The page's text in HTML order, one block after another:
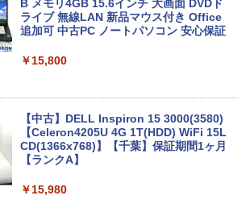
B メモリ4GB 15.6インチ 大画面 DVDド
ライブ 無線LAN 新品マウス付き Office
追加可 中古PC ノートパソコン 安心保証
￥15,800
【中古】DELL Inspiron 15 3000(3580)
【Celeron4205U 4G 1T(HDD) WiFi 15L
CD(1366x768)】【千葉】保証期間1ヶ月
【ランクA】
￥15,980